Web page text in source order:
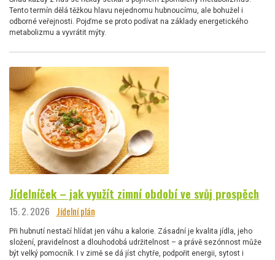
Tento termín dělá těžkou hlavu nejednomu hubnoucímu, ale bohužel i
odborné veřejnosti. Pojďme se proto podívat na základy energetického
metabolizmu a vyvrátit mýty.
Jídelníček – jak využít zimní období ve svůj prospěch
15. 2. 2026 Jídelní plán
Při hubnutí nestačí hlídat jen váhu a kalorie. Zásadní je kvalita jídla, jeho
složení, pravidelnost a dlouhodobá udržitelnost – a právě sezónnost může
být velký pomocník. I v zimě se dá jíst chytře, podpořit energii, sytost i